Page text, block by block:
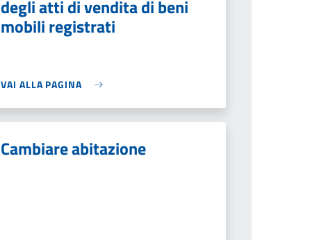
degli atti di vendita di beni
mobili registrati
VAI ALLA PAGINA
Cambiare abitazione